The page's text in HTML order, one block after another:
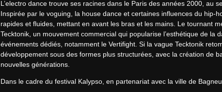
L’electro dance trouve ses racines dans le Paris des années 2000, au
Inspirée par le voguing, la house dance et certaines influences du hip-
rapides et fluides, mettant en avant les bras et les mains. Le tournant
Tecktonik, un mouvement commercial qui popularise l’esthétique de la
événements dédiés, notamment le Vertifight. Si la vague Tecktonik
développement sous des formes plus structurées, avec la création de
nouvelles générations.
Dans le cadre du festival Kalypso, en partenariat avec la ville de